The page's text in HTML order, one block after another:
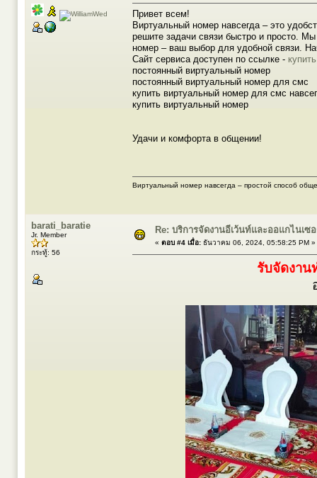
Привет всем!
Виртуальный номер навсегда – это
решите задачи связи быстро и просто.
номер – ваш выбор для удобной связи.
Сайт сервиса доступен по ссылке -
постоянный виртуальный номер
постоянный виртуальный номер для смс
купить виртуальный номер для смс
купить виртуальный номер
Удачи и комфорта в общении!
Виртуальный номер навсегда – простой способ
barati_baratie
Jr. Member
กระทู้: 56
Re: บริการจัดงานอีเว้นท์และออแกไนเ
« ตอบ #4 เมื่อ: ธันวาคม 06, 2024, 05:58:25 PM »
รับจัดงาน